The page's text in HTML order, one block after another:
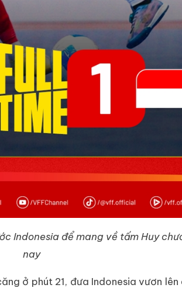
Indonesia để mang về tấm Huy
nay
ở phút 21, đưa Indonesia vươn